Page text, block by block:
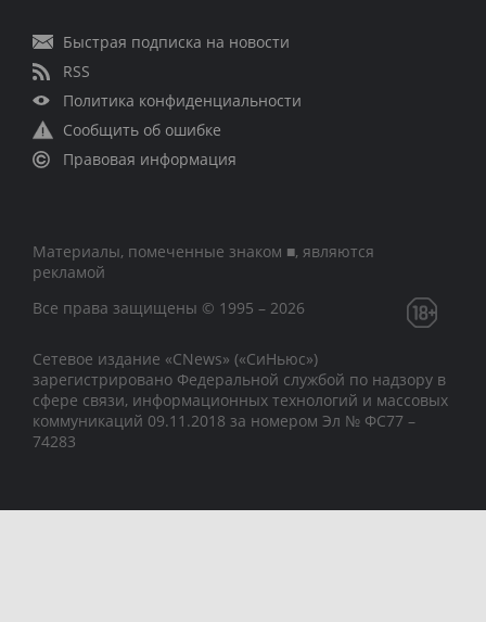
Быстрая подписка на новости
RSS
Политика конфиденциальности
Сообщить об ошибке
Правовая информация
Материалы, помеченные знаком ■, являются
рекламой
Все права защищены © 1995 – 2026
Сетевое издание «CNews» («СиНьюс»)
зарегистрировано Федеральной службой по надзору в
сфере связи, информационных технологий и массовых
коммуникаций 09.11.2018 за номером Эл № ФС77 –
74283